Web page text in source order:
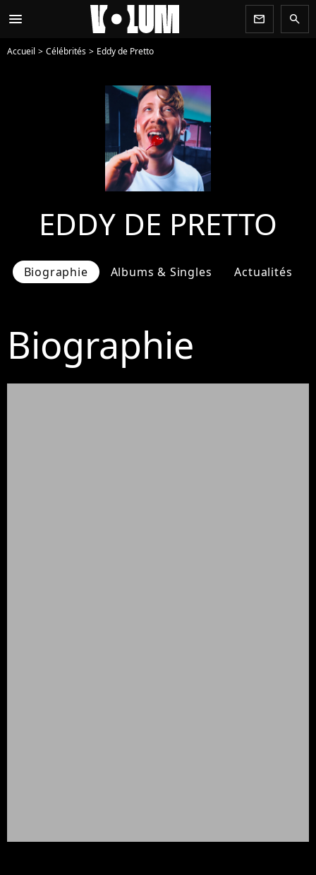
menu newsletter search
Accueil Célébrités Eddy de Pretto
EDDY DE PRETTO
Biographie Albums & Singles Actualités
Biographie